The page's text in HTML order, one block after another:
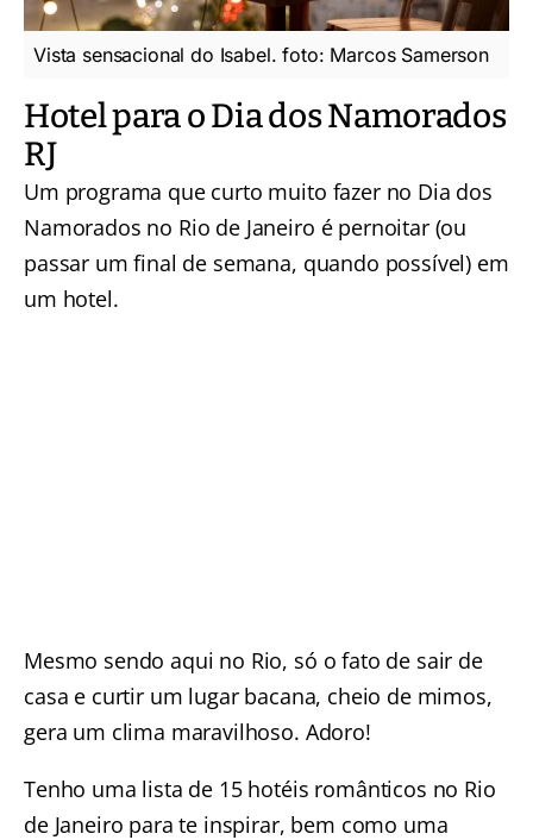
Vista sensacional do Isabel. foto: Marcos Samerson
Hotel para o Dia dos Namorados
RJ
Um programa que curto muito fazer no Dia dos
Namorados no Rio de Janeiro é pernoitar (ou
passar um final de semana, quando possível) em
um hotel.
Mesmo sendo aqui no Rio, só o fato de sair de
casa e curtir um lugar bacana, cheio de mimos,
gera um clima maravilhoso. Adoro!
Tenho uma lista de 15 hotéis românticos no Rio
de Janeiro para te inspirar, bem como uma